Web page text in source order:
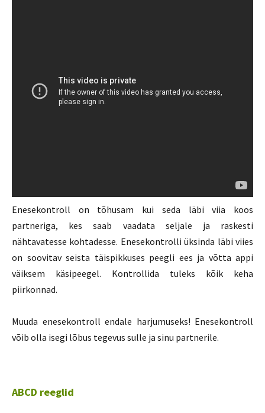
Enesekontroll on tõhusam kui seda läbi viia koos
partneriga, kes saab vaadata seljale ja raskesti
nähtavatesse kohtadesse. Enesekontrolli üksinda läbi viies
on soovitav seista täispikkuses peegli ees ja võtta appi
väiksem käsipeegel. Kontrollida tuleks kõik keha
piirkonnad.
Muuda enesekontroll endale harjumuseks! Enesekontroll
võib olla isegi lõbus tegevus sulle ja sinu partnerile.
ABCD reeglid